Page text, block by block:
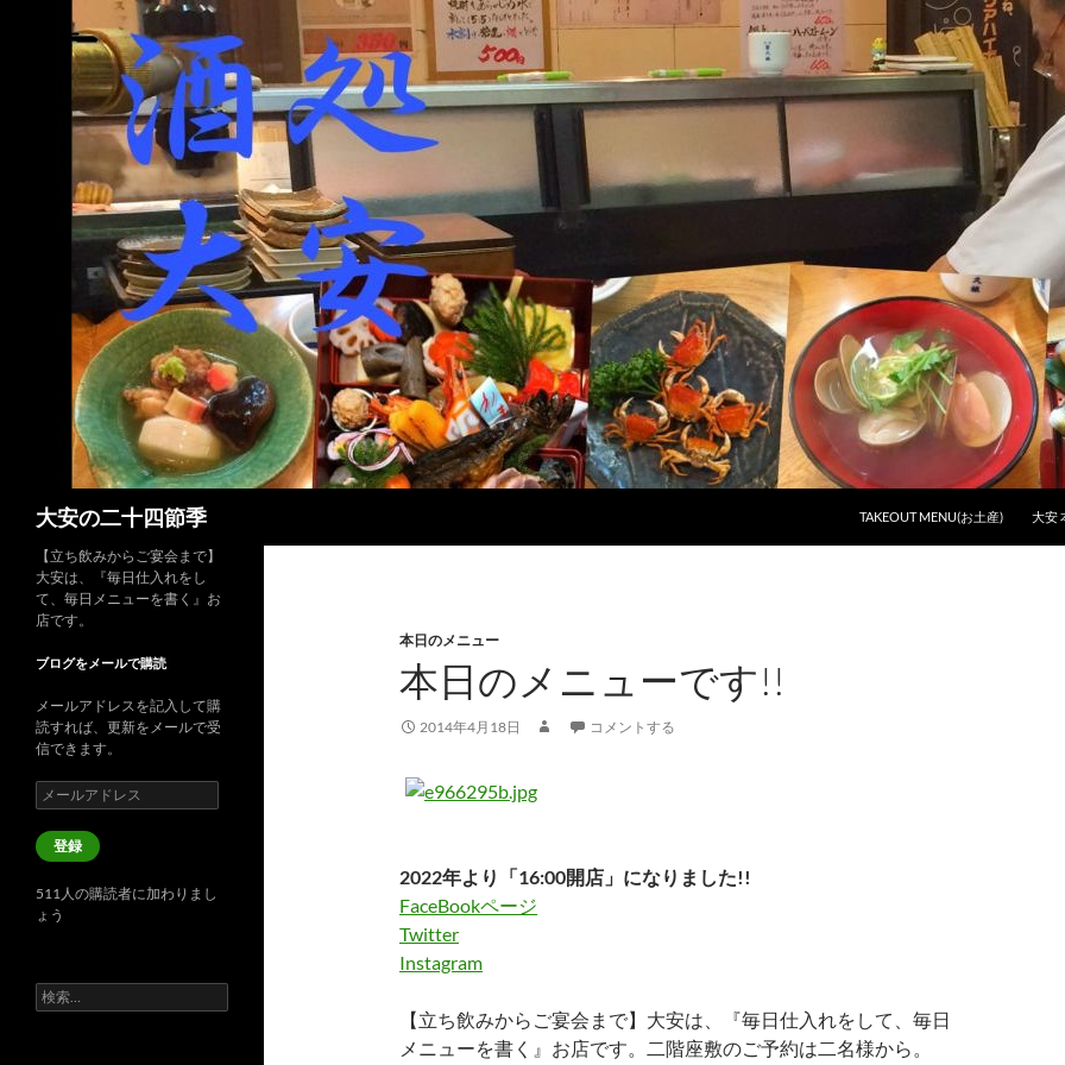
大安の二十四節季
TAKEOUT MENU(お土産)
大安
本日のメニュー
本日のメニューです!!
2014年4月18日 コメントする
2022年より「16:00開店」になりました!!
FaceBookページ
Twitter
Instagram
【立ち飲みからご宴会まで】大安は、『毎日仕入れをして、毎日
メニューを書く』お店です。二階座敷のご予約は二名様から。
【立ち飲みからご宴会まで】
大安は、『毎日仕入れをし
て、毎日メニューを書く』お
店です。
ブログをメールで購読
メールアドレスを記入して購
読すれば、更新をメールで受
信できます。
メ
ー
ル
ア
レ
ス
登録
511人の購読者に加わりまし
ょう
検
索: